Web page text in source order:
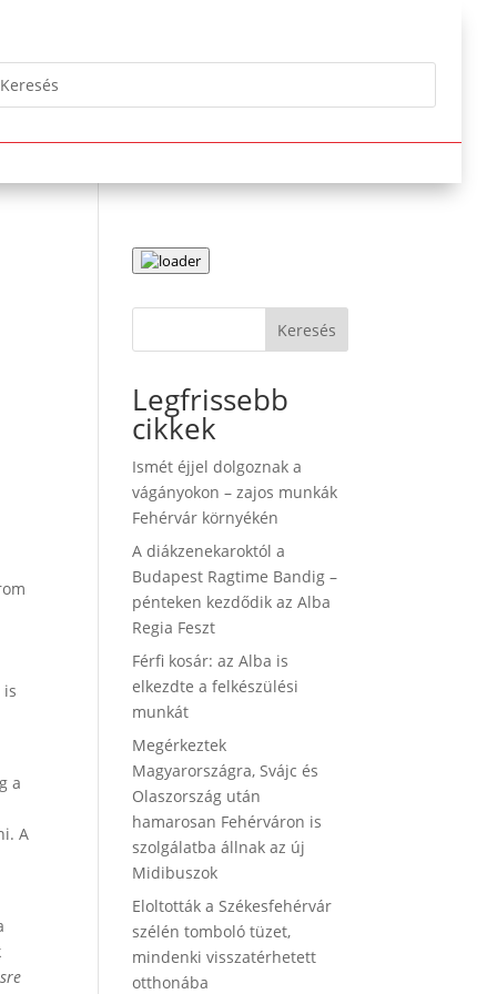
is
a
A
Keresés
Legfrissebb
cikkek
Ismét éjjel dolgoznak a
vágányokon – zajos munkák
Fehérvár környékén
A diákzenekaroktól a
Budapest Ragtime Bandig –
pénteken kezdődik az Alba
Regia Feszt
Férfi kosár: az Alba is
elkezdte a felkészülési
munkát
Megérkeztek
Magyarországra, Svájc és
Olaszország után
hamarosan Fehérváron is
szolgálatba állnak az új
Midibuszok
Eloltották a Székesfehérvár
szélén tomboló tüzet,
mindenki visszatérhetett
otthonába